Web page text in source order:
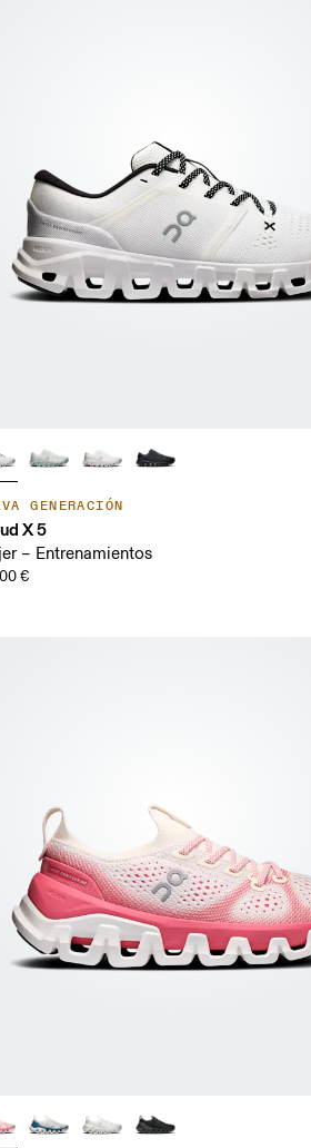
GENERACIÓN
X 5
– Entrenamientos
€